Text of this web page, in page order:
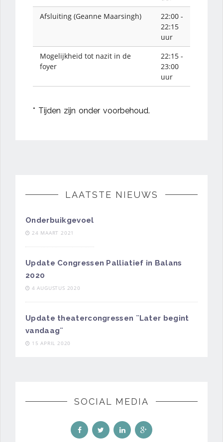
Afsluiting (Geanne Maarsingh)
22:00 -
22:15
uur
Mogelijkheid tot nazit in de
foyer
22:15 -
23:00
uur
* Tijden zijn onder voorbehoud.
LAATSTE NIEUWS
Onderbuikgevoel
24 MAART 2021
Update Congressen Palliatief in Balans
2020
4 AUGUSTUS 2020
Update theatercongressen ¨Later begint
vandaag¨
15 APRIL 2020
SOCIAL MEDIA